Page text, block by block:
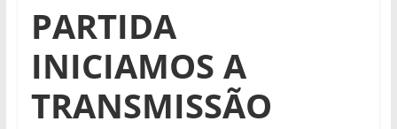
PARTIDA
INICIAMOS A
TRANSMISSÃO